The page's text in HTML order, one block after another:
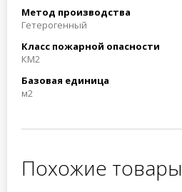
Метод производства
Гетерогенный
Класс пожарной опасности
КМ2
Базовая единица
м2
Похожие товары